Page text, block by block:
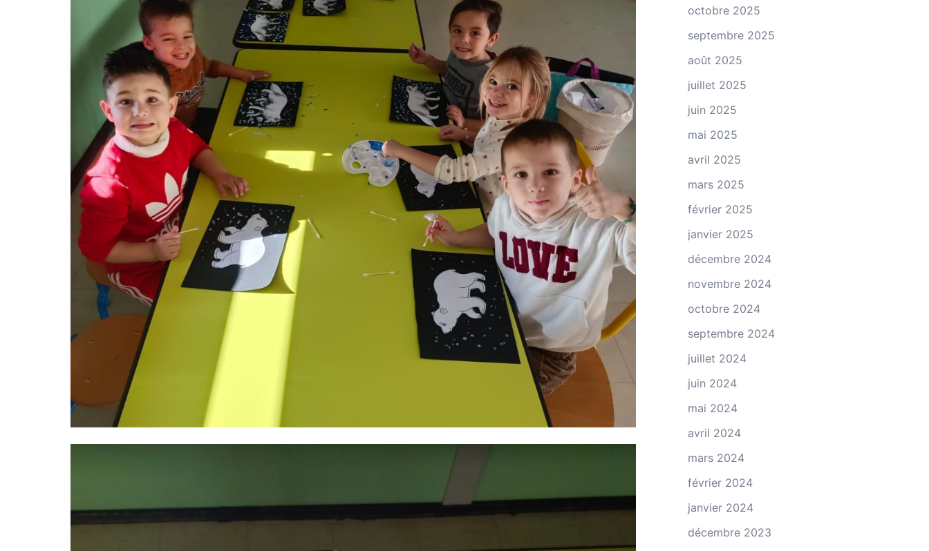
octobre 2025
septembre 2025
août 2025
juillet 2025
juin 2025
mai 2025
avril 2025
mars 2025
février 2025
janvier 2025
décembre 2024
novembre 2024
octobre 2024
septembre 2024
juillet 2024
juin 2024
mai 2024
avril 2024
mars 2024
février 2024
janvier 2024
décembre 2023